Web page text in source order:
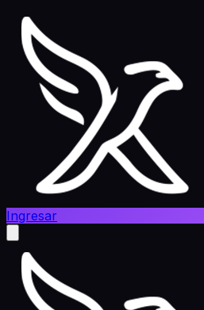
Ingresar